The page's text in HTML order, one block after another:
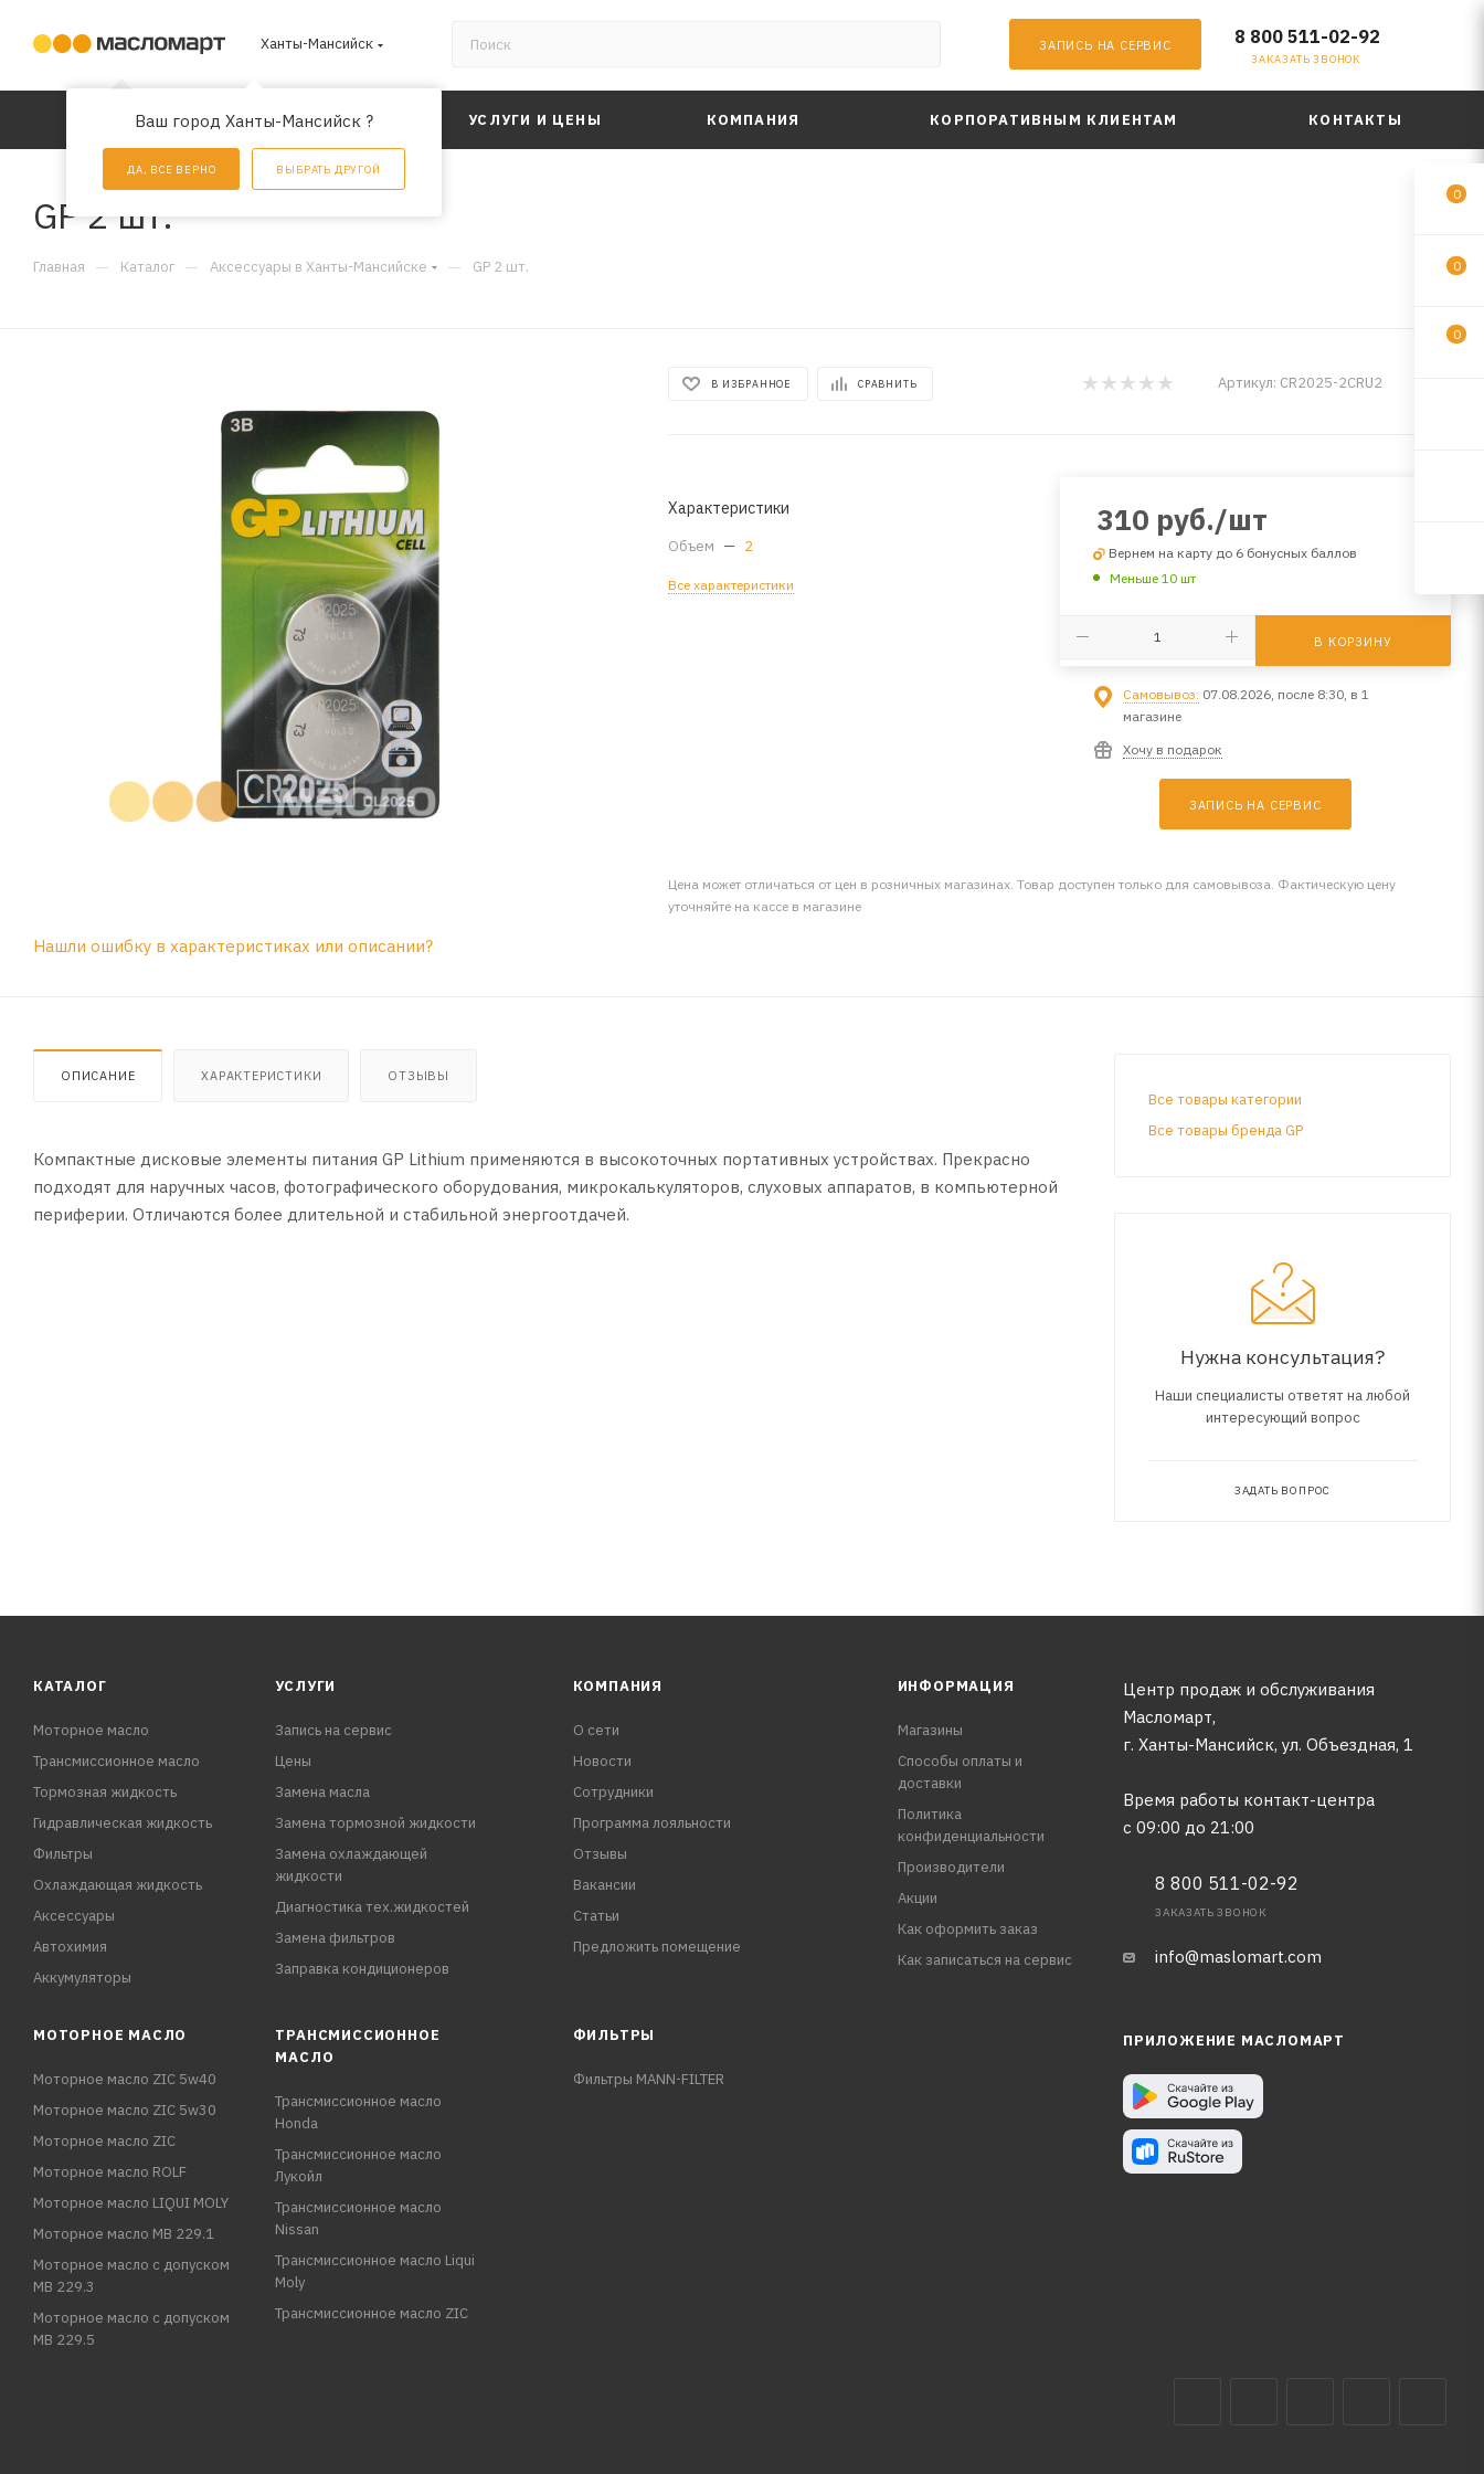
Ханты-Мансийск
Ваш город Ханты-Мансийск ?
ДА, ВСЕ ВЕРНО ВЫБРАТЬ ДРУГОЙ
ЗАПИСЬ НА СЕРВИС 8 800 511-02-92
ЗАКАЗАТЬ ЗВОНОК
КАТАЛОГ АКЦИИ УСЛУГИ И ЦЕНЫ КОМПАНИЯ КОРПОРАТИВНЫМ КЛИЕНТАМ КОНТАКТЫ
GP 2 шт.
Главная — Каталог — Аксессуары в Ханты-Мансийске — GP 2 шт.
В ИЗБРАННОЕ СРАВНИТЬ Артикул: CR2025-2CRU2
Характеристики
Объем — 2
Все характеристики
310 руб./шт
Вернем на карту до 6 бонусных баллов
Меньше 10 шт
В КОРЗИНУ
Самовывоз: 07.08.2026, после 8:30, в 1
магазине
Хочу в подарок
ЗАПИСЬ НА СЕРВИС
Цена может отличаться от цен в розничных магазинах. Товар доступен только для самовывоза. Фактическую цену
уточняйте на кассе в магазине
Нашли ошибку в характеристиках или описании?
ОПИСАНИЕ ХАРАКТЕРИСТИКИ ОТЗЫВЫ
Компактные дисковые элементы питания GP Lithium применяются в высокоточных портативных устройствах. Прекрасно
подходят для наручных часов, фотографического оборудования, микрокалькуляторов, слуховых аппаратов, в компьютерной
периферии. Отличаются более длительной и стабильной энергоотдачей.
Все товары категории
Все товары бренда GP
Нужна консультация?
Наши специалисты ответят на любой
интересующий вопрос
ЗАДАТЬ ВОПРОС
КАТАЛОГ
Моторное масло
Трансмиссионное масло
Тормозная жидкость
Гидравлическая жидкость
Фильтры
Охлаждающая жидкость
Аксессуары
Автохимия
Аккумуляторы
УСЛУГИ
Запись на сервис
Цены
Замена масла
Замена тормозной жидкости
Замена охлаждающей
жидкости
Диагностика тех.жидкостей
Замена фильтров
Заправка кондиционеров
КОМПАНИЯ
О сети
Новости
Сотрудники
Программа лояльности
Отзывы
Вакансии
Статьи
Предложить помещение
ИНФОРМАЦИЯ
Магазины
Способы оплаты и
доставки
Политика
конфиденциальности
Производители
Акции
Как оформить заказ
Как записаться на сервис
Центр продаж и обслуживания
Масломарт,
г. Ханты-Мансийск, ул. Объездная, 1
Время работы контакт-центра
с 09:00 до 21:00
8 800 511-02-92
ЗАКАЗАТЬ ЗВОНОК
info@maslomart.com
МОТОРНОЕ МАСЛО
Моторное масло ZIC 5w40
Моторное масло ZIC 5w30
Моторное масло ZIC
Моторное масло ROLF
Моторное масло LIQUI MOLY
Моторное масло MB 229.1
Моторное масло с допуском
MB 229.3
Моторное масло с допуском
MB 229.5
ТРАНСМИССИОННОЕ
МАСЛО
Трансмиссионное масло
Honda
Трансмиссионное масло
Лукойл
Трансмиссионное масло
Nissan
Трансмиссионное масло Liqui
Moly
Трансмиссионное масло ZIC
ФИЛЬТРЫ
Фильтры MANN-FILTER
ПРИЛОЖЕНИЕ МАСЛОМАРТ
0
0
0